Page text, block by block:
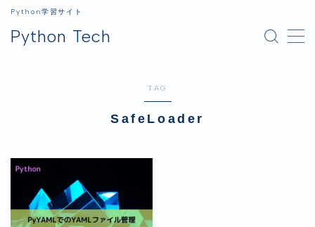
Python Tech
Python学習サイト
MENU
Python入門
ライブラリ
データ分析
TAG
SafeLoader